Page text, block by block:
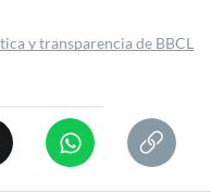
y transparencia de BBCL